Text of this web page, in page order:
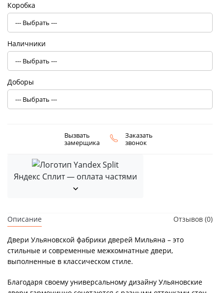
Коробка
Наличники
Доборы
Вызвать
замерщика
Заказать
звонок
Яндекс Сплит — оплата частями
Описание Отзывов (0)
Двери Ульяновской фабрики дверей Мильяна – это
стильные и современные межкомнатные двери,
выполненные в классическом стиле.
Благодаря своему универсальному дизайну Ульяновские